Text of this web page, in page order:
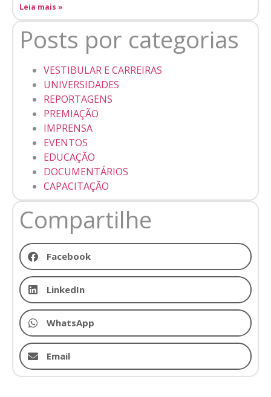
Leia mais »
Posts por categorias
VESTIBULAR E CARREIRAS
UNIVERSIDADES
REPORTAGENS
PREMIAÇÃO
IMPRENSA
EVENTOS
EDUCAÇÃO
DOCUMENTÁRIOS
CAPACITAÇÃO
Compartilhe
Facebook
LinkedIn
WhatsApp
Email